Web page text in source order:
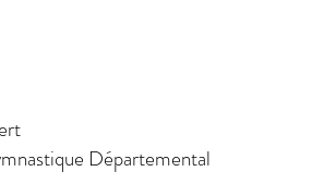
Départemental